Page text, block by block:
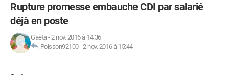
Rupture promesse embauche CDI par salarié
déjà en poste
Gaëta-2 nov. 2016 à 14:36
Poisson92100-2 nov. 2016 à 15:44